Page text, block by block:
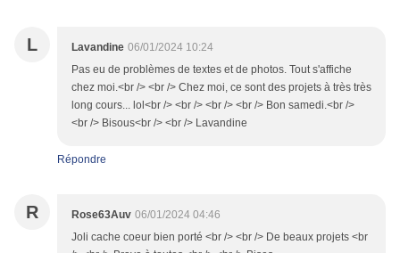
L Lavandine 06/01/2024 10:24
Pas eu de problèmes de textes et de photos. Tout s'affiche
chez moi.<br /> <br /> Chez moi, ce sont des projets à très très
long cours... lol<br /> <br /> <br /> <br /> Bon samedi.<br />
<br /> Bisous<br /> <br /> Lavandine
Répondre
R Rose63Auv 06/01/2024 04:46
Joli cache coeur bien porté <br /> <br /> De beaux projets <br